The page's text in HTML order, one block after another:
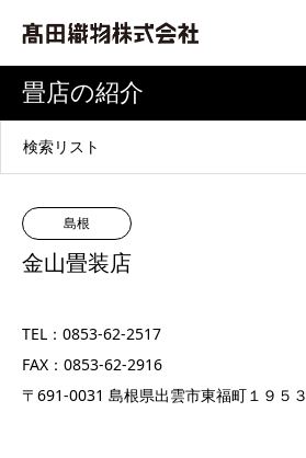
畳店の紹介
検索リスト
島根
金山畳装店
TEL：0853-62-2517
FAX：0853-62-2916
〒691-0031 島根県出雲市東福町１９５３